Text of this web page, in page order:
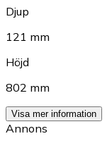
Djup
121 mm
Höjd
802 mm
Visa mer information
Annons